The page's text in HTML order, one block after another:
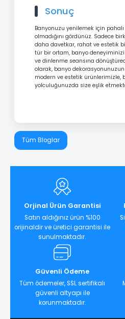
Sonuç
Banyonuzu yenilemek için
olmadığını gördünüz. Sadece
daha davetkar, rahat ve estetik
tür bir ortam, banyo
ve dinlenme seansına
olarak, banyo dekorasyonunuzun
modern ve estetik ürünlerimizle,
yolculuğunuzda size eşlik
Tüm Bloglar
Orjinal Ürün Garantisi
Satın aldığınız ürün %100
orijinaldir ve üretici garantisi ile
sunulmaktadır.
Güvenli Ödeme
Tüm ödemeler, SSL sertifikalı
güvenli altyapı ile
korunmaktadır.